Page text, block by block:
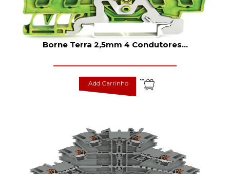
Borne Terra 2,5mm 4 Condutores...
Add Carrinho